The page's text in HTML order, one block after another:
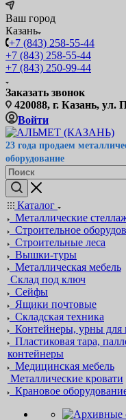
Ваш город
Казань
+7 (843) 258-55-44
+7 (843) 258-55-44
+7 (843) 250-99-44
Заказать звонок
420088, г. Казань, ул.
Войти
23 года продаем
оборудование
Каталог
Металлические
Строительное
Строительные леса
Вышки-туры
Металлическая мебель
Склад под ключ
Сейфы
Ящики почтовые
Складская техника
Контейнеры, урны для
Пластиковая тара,
контейнеры
Медицинская мебель
Металлические кровати
Крановое